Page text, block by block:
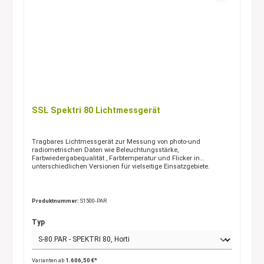
SSL Spektri 80 Lichtmessgerät
Tragbares Lichtmessgerät zur Messung von photo-und
radiometrischen Daten wie Beleuchtungsstärke,
Farbwiedergabequalität , Farbtemperatur und Flicker in
unterschiedlichen Versionen für vielseitige Einsatzgebiete.
Produktnummer: S1500-PAR
Typ
Varianten ab1.606,50 €*